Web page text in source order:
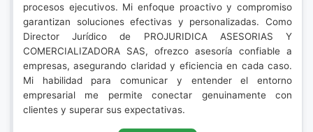
procesos ejecutivos. Mi enfoque proactivo y compromiso
garantizan soluciones efectivas y personalizadas. Como
Director Jurídico de PROJURIDICA ASESORIAS Y
COMERCIALIZADORA SAS, ofrezco asesoría confiable a
empresas, asegurando claridad y eficiencia en cada caso.
Mi habilidad para comunicar y entender el entorno
empresarial me permite conectar genuinamente con
clientes y superar sus expectativas.